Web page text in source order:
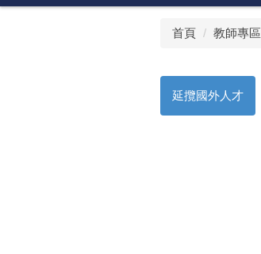
首頁 教師專區
延攬國外人才